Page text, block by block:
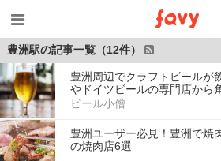
豊洲駅の記事一覧（12件）
豊洲周辺でクラフトビールが
やドイツビールの専門店から
ビール小僧
豊洲ユーザー必見！豊洲で焼
の焼肉店6選